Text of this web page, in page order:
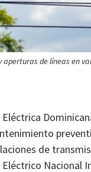
de líneas en
de
Nacional